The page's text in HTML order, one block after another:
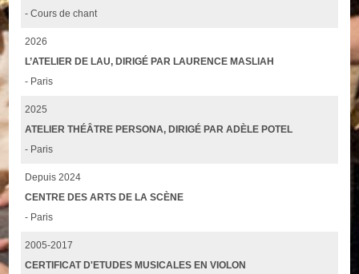
- Cours de chant
2026
L’ATELIER DE LAU, DIRIGÉ PAR LAURENCE MASLIAH
- Paris
2025
ATELIER THÉÂTRE PERSONA, DIRIGÉ PAR ADÈLE POTEL
- Paris
Depuis 2024
CENTRE DES ARTS DE LA SCÈNE
- Paris
2005-2017
CERTIFICAT D'ETUDES MUSICALES EN VIOLON